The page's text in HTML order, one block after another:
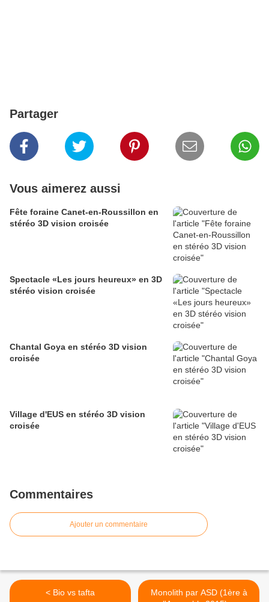
Partager
Vous aimerez aussi
Fête foraine Canet-en-Roussillon en
stéréo 3D vision croisée
Spectacle «Les jours heureux» en 3D
stéréo vision croisée
Chantal Goya en stéréo 3D vision
croisée
Village d'EUS en stéréo 3D vision
croisée
Commentaires
Ajouter un commentaire
< Bio vs tafta
Monolith par ASD (1ère à